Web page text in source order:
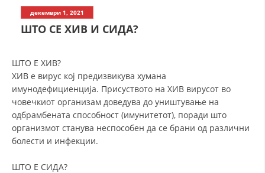
СТРУКТУРА НА ОРГАНИЗАЦИЈАТА
ЗАКОН ЗА ЦКРМ
СТАТУТ НА ЦКРМ
декември 1, 2021
ШТО СЕ ХИВ И СИДА?
ohio state jersey
jersey ohio state jerseyIowa State Football
Uniforms micah parsons jerseycustom made
football jerseysFlorida state seminars jerseys
State Team Jersey College Football Jerseys OSU
Jerseys micah parsons jersey
ШТО Е ХИВ?
ХИВ е вирус кој предизвикува хумана
имунодефициенција. Присуството на ХИВ вирусот во
човечкиот организам доведува до уништување на
одбрамбената способност (имунитетот), поради што
организмот станува неспособен да се брани од различни
болести и инфекции.
ШТО Е СИДА?